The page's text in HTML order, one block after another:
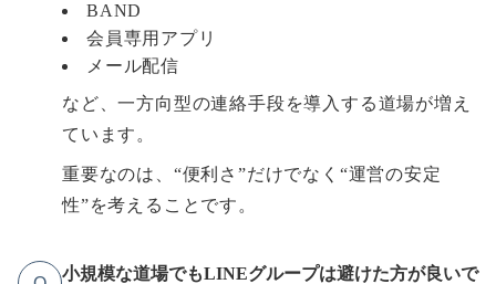
BAND
会員専用アプリ
メール配信
など、一方向型の連絡手段を導入する道場が増え
ています。
重要なのは、“便利さ”だけでなく“運営の安定
性”を考えることです。
小規模な道場でもLINEグループは避けた方が良いで